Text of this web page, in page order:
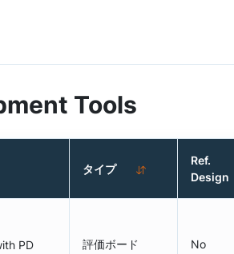
Tools
タイプ
Ref.
Design
PD
評価ボード No